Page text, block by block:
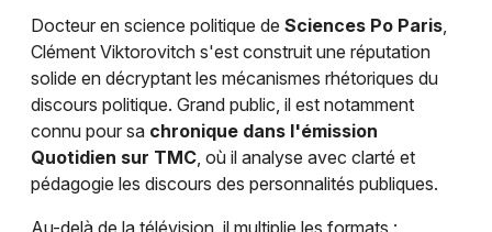
Docteur en science politique de Sciences Po Paris,
Clément Viktorovitch s'est construit une réputation
solide en décryptant les mécanismes rhétoriques du
discours politique. Grand public, il est notamment
connu pour sa chronique dans l'émission
Quotidien sur TMC, où il analyse avec clarté et
pédagogie les discours des personnalités publiques.
Au-delà de la télévision, il multiplie les formats :